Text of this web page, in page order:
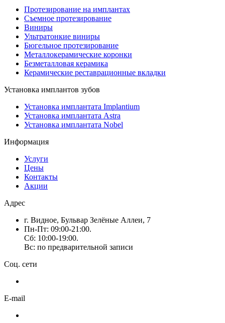
Протезирование на имплантах
Съемное протезирование
Виниры
Ультратонкие виниры
Бюгельное протезирование
Металлокерамические коронки
Безметалловая керамика
Керамические реставрационные вкладки
Установка имплантов зубов
Установка имплантата Implantium
Установка имплантата Astra
Установка имплантата Nobel
Информация
Услуги
Цены
Контакты
Акции
Адрес
г. Видное, Бульвар Зелёные Аллеи, 7
Пн-Пт: 09:00-21:00.
Сб: 10:00-19:00.
Вс: по предварительной записи
Соц. сети
E-mail